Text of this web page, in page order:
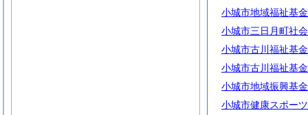
小城市地域福祉基
小城市三日月町社
小城市古川福祉基
小城市古川福祉基
小城市地域振興基
小城市健康スポー